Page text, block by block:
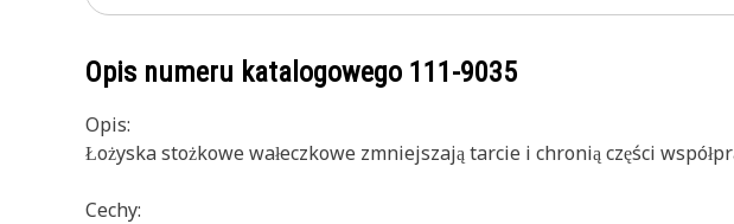
Opis numeru katalogowego 111-9035
Opis:
Łożyska stożkowe wałeczkowe zmniejszają tarcie i chronią części
Cechy: